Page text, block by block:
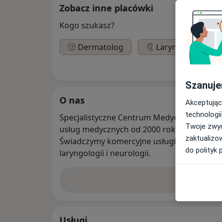
Zobacz inne placówki
Kogo szukasz?
Dermatolog
Laryngolog
O nas
Specjalistyczne Centrum Medyczne
usług medycznych od 2000 roku.
Świadczymy komercyjne usługi
laryngologii i neurologii.
Twoje
do polityk